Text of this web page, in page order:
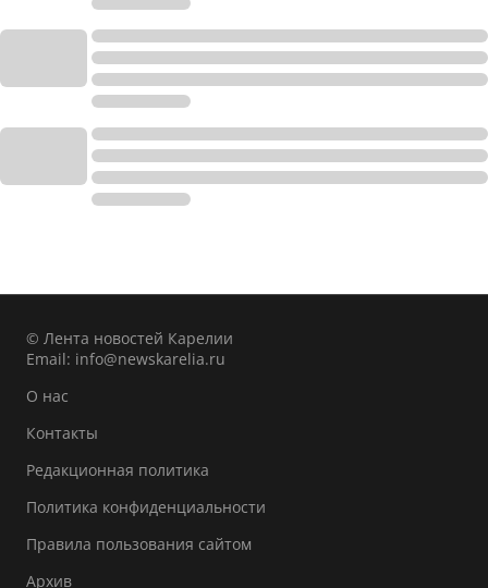
© Лента новостей Карелии
Email: info@newskarelia.ru
О нас
Контакты
Редакционная политика
Политика конфиденциальности
Правила пользования сайтом
Архив